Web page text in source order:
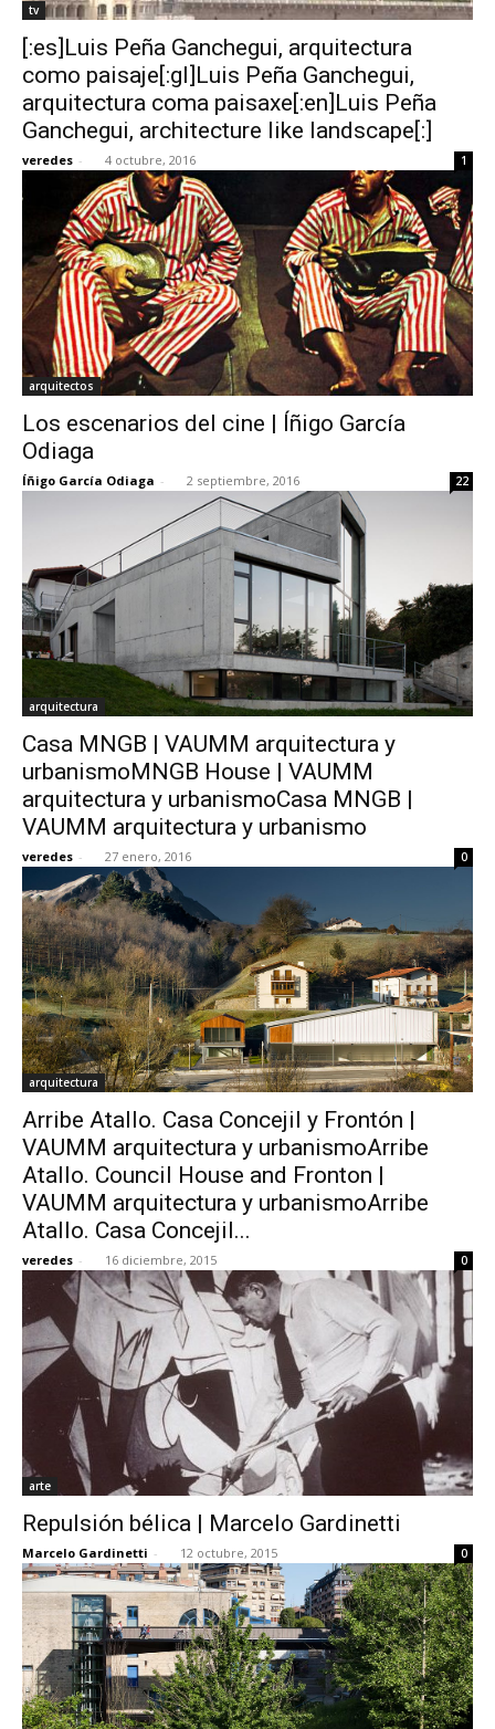
tv
[:es]Luis Peña Ganchegui, arquitectura
como paisaje[:gl]Luis Peña Ganchegui,
arquitectura coma paisaxe[:en]Luis Peña
Ganchegui, architecture like landscape[:]
veredes - 4 octubre, 2016 1
arquitectos
Los escenarios del cine | Íñigo García
Odiaga
Íñigo García Odiaga - 2 septiembre, 2016 22
arquitectura
Casa MNGB | VAUMM arquitectura y
urbanismoMNGB House | VAUMM
arquitectura y urbanismoCasa MNGB |
VAUMM arquitectura y urbanismo
veredes - 27 enero, 2016 0
arquitectura
Arribe Atallo. Casa Concejil y Frontón |
VAUMM arquitectura y urbanismoArribe
Atallo. Council House and Fronton |
VAUMM arquitectura y urbanismoArribe
Atallo. Casa Concejil...
veredes - 16 diciembre, 2015 0
arte
Repulsión bélica | Marcelo Gardinetti
Marcelo Gardinetti - 12 octubre, 2015 0